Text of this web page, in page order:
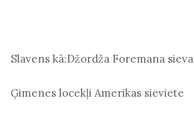
Slavens kā:Džordža Foremana sieva
Ģimenes locekļi Amerikas sieviete